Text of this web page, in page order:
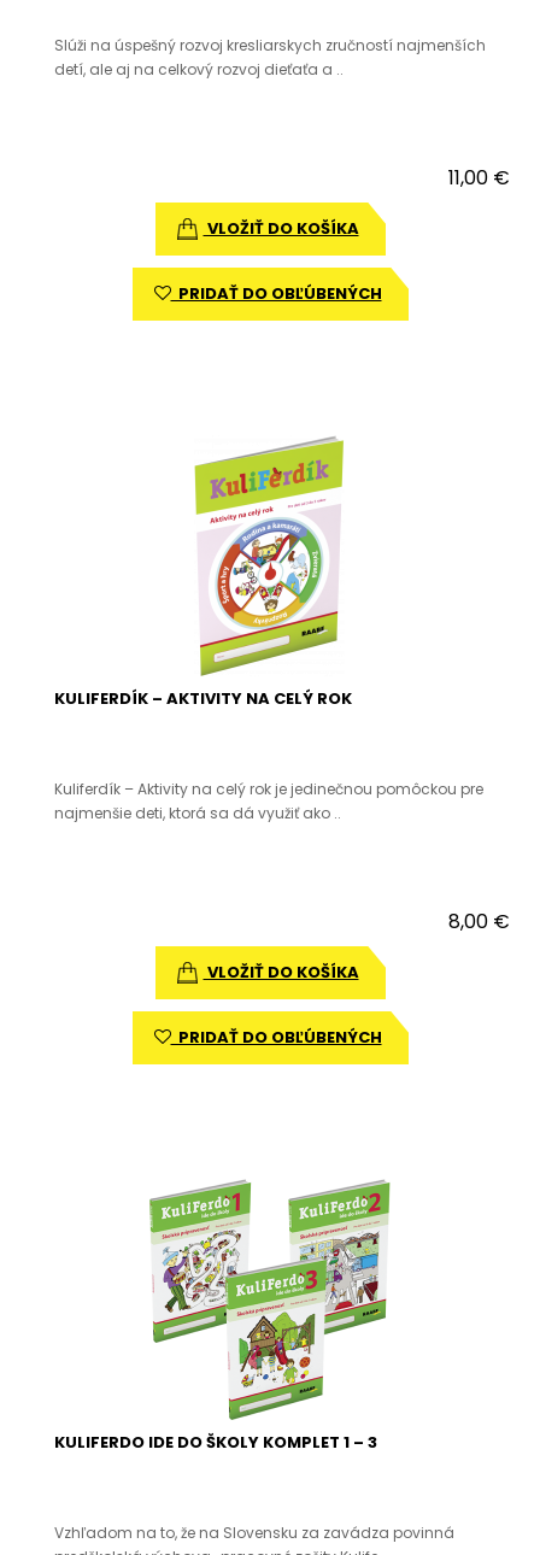
Slúži na úspešný rozvoj kresliarskych zručností najmenších
detí, ale aj na celkový rozvoj dieťaťa a ..
11,00 €
VLOŽIŤ DO KOŠÍKA
PRIDAŤ DO OBĽÚBENÝCH
KULIFERDÍK – AKTIVITY NA CELÝ ROK
Kuliferdík – Aktivity na celý rok je jedinečnou pomôckou pre
najmenšie deti, ktorá sa dá využiť ako ..
8,00 €
VLOŽIŤ DO KOŠÍKA
PRIDAŤ DO OBĽÚBENÝCH
KULIFERDO IDE DO ŠKOLY KOMPLET 1 – 3
Vzhľadom na to, že na Slovensku za zavádza povinná